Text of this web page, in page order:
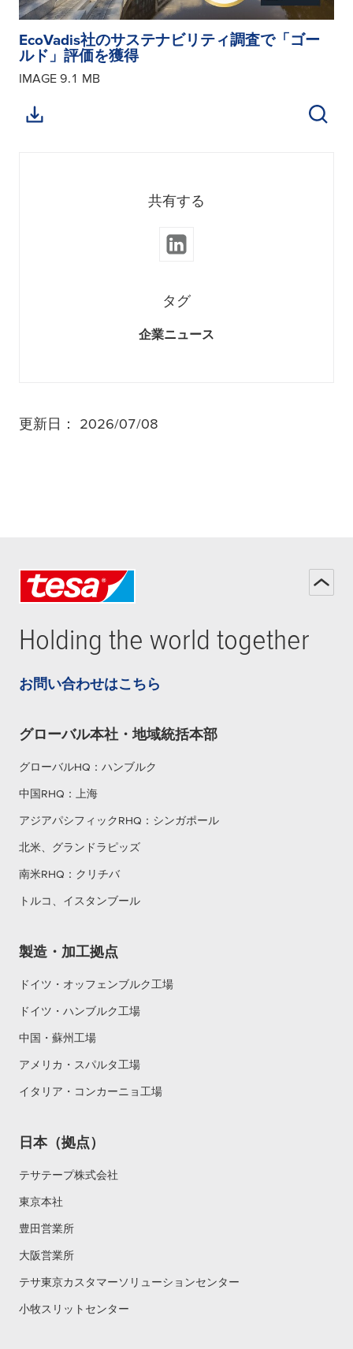
EcoVadis社のサステナビリティ調査で「ゴー
ルド」評価を獲得
IMAGE 9.1 MB
共有する
タグ
企業ニュース
更新日： 2026/07/08
Holding the world together
お問い合わせはこちら
グローバル本社・地域統括本部
グローバルHQ：ハンブルク
中国RHQ：上海
アジアパシフィックRHQ：シンガポール
北米、グランドラピッズ
南米RHQ：クリチバ
トルコ、イスタンブール
製造・加工拠点
ドイツ・オッフェンブルク工場
ドイツ・ハンブルク工場
中国・蘇州工場
アメリカ・スパルタ工場
イタリア・コンカーニョ工場
日本（拠点）
テサテープ株式会社
東京本社
豊田営業所
大阪営業所
テサ東京カスタマーソリューションセンター
小牧スリットセンター